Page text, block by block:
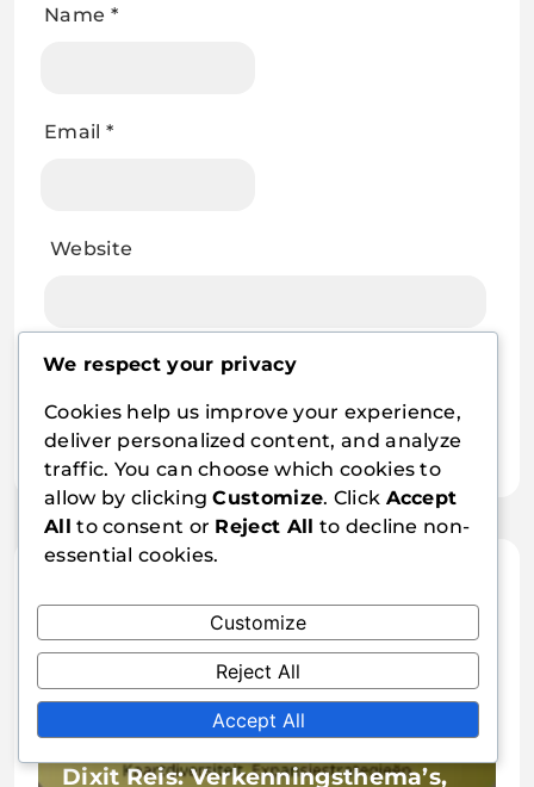
Name *
Email *
Website
Save my name, email, and website in this
Dixit Reis: Verkenningsthema’s,
We respect your privacy
Cookies help us improve your experience,
deliver personalized content, and analyze
traffic. You can choose which cookies to
allow by clickingCustomize. Click Accept
All to consent or Reject All to decline non-
essential cookies.
Customize
Reject All
Accept All